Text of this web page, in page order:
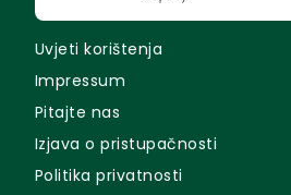
Uvjeti korištenja
Impressum
Pitajte nas
Izjava o pristupačnosti
Politika privatnosti